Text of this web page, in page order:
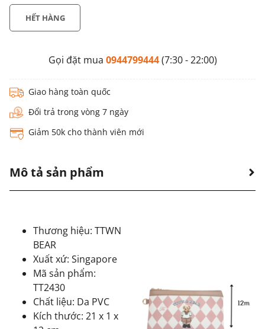
HẾT HÀNG
Gọi đặt mua 0944799444(7:30 - 22:00)
Giao hàng toàn quốc
Đổi trả trong vòng 7 ngày
Giảm 50k cho thành viên mới
Mô tả sản phẩm
Thương hiệu: TTWN
BEAR
Xuất xứ: Singapore
Mã sản phẩm:
TT2430
Chất liệu: Da PVC
Kích thước: 21 x 1 x